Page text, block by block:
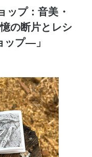
ップ：音美・
の断片とレシ
プ—」